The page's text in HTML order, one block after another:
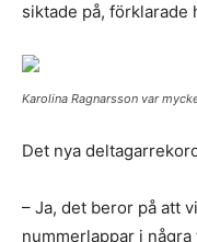
siktade på, förklarade
Karolina Ragnarsson var
Det nya
– Ja, det beror på att
nummerlappar i